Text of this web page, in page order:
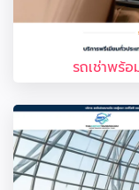
รถเช่าพร้